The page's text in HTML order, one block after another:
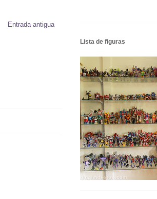
Entrada antigua
Lista de figuras